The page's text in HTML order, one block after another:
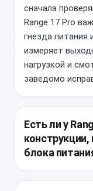
сначала
Range 17 Pro
гнезда питания
измеряет
нагрузкой и
заведомо
Есть ли у
блока